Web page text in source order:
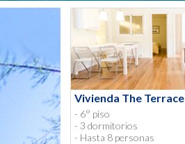
Vivienda The Terrace
- 6° piso
- 3 dormitorios
- Hasta 8 personas